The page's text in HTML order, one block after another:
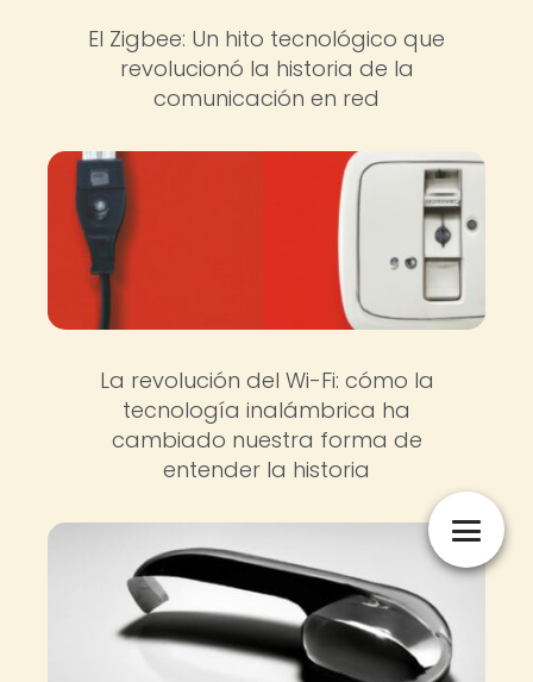
El Zigbee: Un hito tecnológico que
revolucionó la historia de la
comunicación en red
La revolución del Wi-Fi: cómo la
tecnología inalámbrica ha
cambiado nuestra forma de
entender la historia